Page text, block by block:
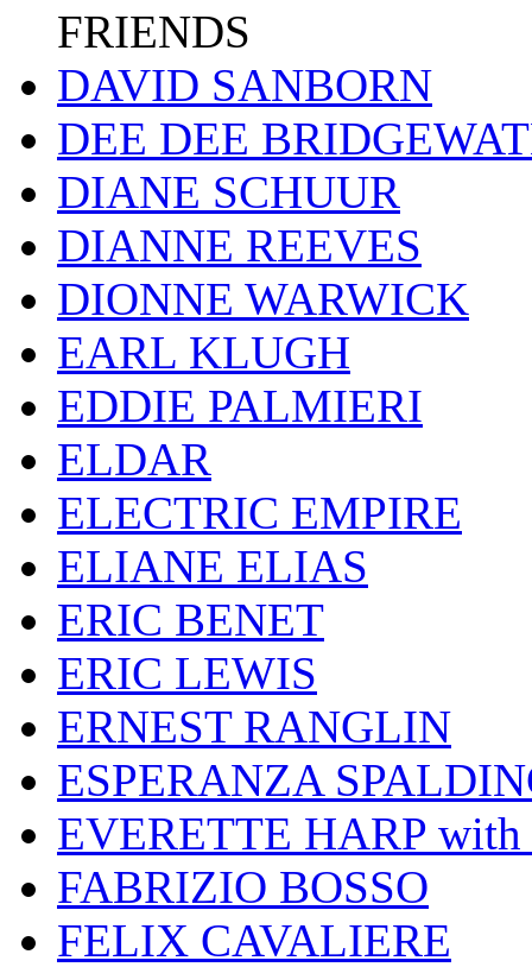
FRIENDS
DAVID SANBORN
DEE DEE
DIANE SCHUUR
DIANNE REEVES
DIONNE WARWICK
EARL KLUGH
EDDIE PALMIERI
ELDAR
ELECTRIC EMPIRE
ELIANE ELIAS
ERIC BENET
ERIC LEWIS
ERNEST RANGLIN
ESPERANZA
EVERETTE HARP
FABRIZIO BOSSO
FELIX CAVALIERE